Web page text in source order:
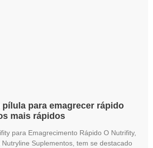
para emagrecer rápido
mais rápidos
para Emagrecimento Rápido O Nutrifity,
Suplementos, tem se destacado